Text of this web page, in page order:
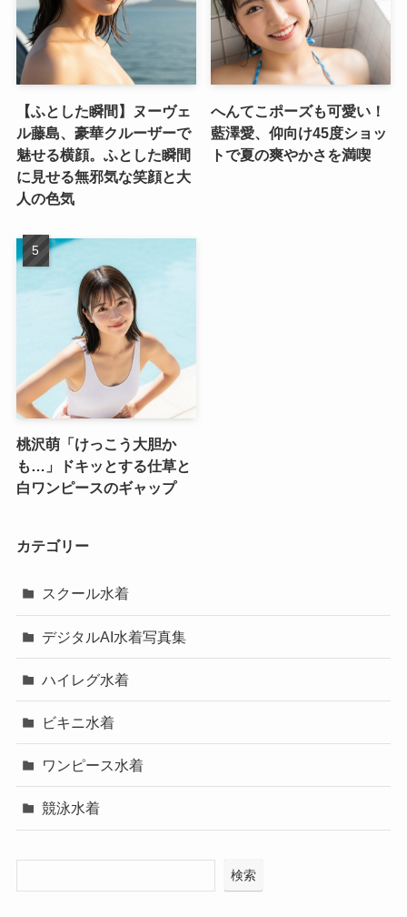
【ふとした瞬間】ヌーヴェ
ル藤島、豪華クルーザーで
魅せる横顔。ふとした瞬間
に見せる無邪気な笑顔と大
人の色気
へんてこポーズも可愛い！
藍澤愛、仰向け45度ショッ
トで夏の爽やかさを満喫
桃沢萌「けっこう大胆か
も…」ドキッとする仕草と
白ワンピースのギャップ
カテゴリー
スクール水着
デジタルAI水着写真集
ハイレグ水着
ビキニ水着
ワンピース水着
競泳水着
検索